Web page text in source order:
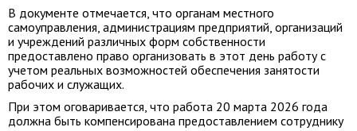
В документе отмечается, что органам местного
самоуправления, администрациям предприятий, организаций
и учреждений различных форм собственности
предоставлено право организовать в этот день работу с
учетом реальных возможностей обеспечения занятости
рабочих и служащих.
При этом оговаривается, что работа 20 марта 2026 года
должна быть компенсирована предоставлением сотруднику